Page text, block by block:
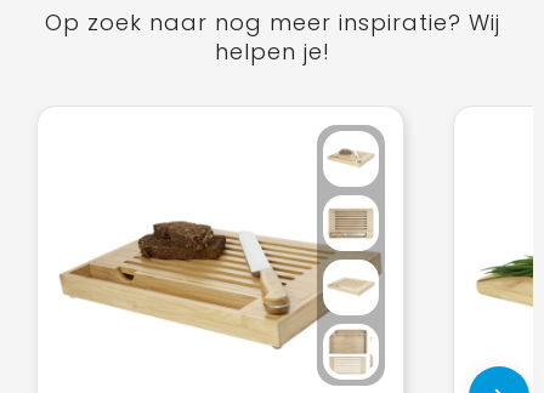
Op zoek naar nog meer inspiratie? Wij
helpen je!